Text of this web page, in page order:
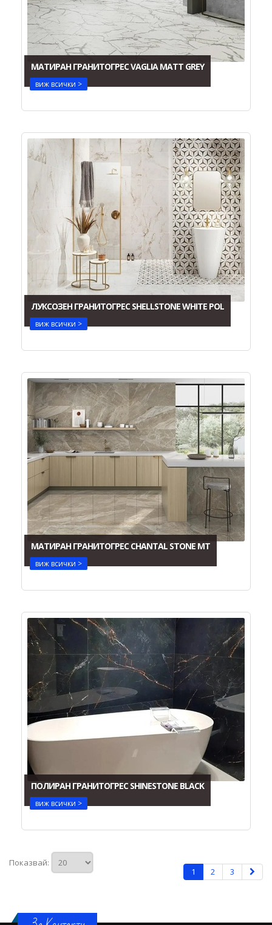
МАТИРАН ГРАНИТОГРЕС VAGLIA MATT GREY
виж всички >
ЛУКСОЗЕН ГРАНИТОГРЕС SHELLSTONE WHITE POL
виж всички >
МАТИРАН ГРАНИТОГРЕС CHANTAL STONE MT
виж всички >
ПОЛИРАН ГРАНИТОГРЕС SHINESTONE BLACK
виж всички >
Показвай:
1
2 3